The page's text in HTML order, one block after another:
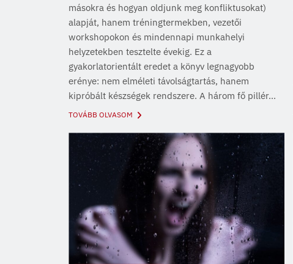
másokra és hogyan oldjunk meg konfliktusokat)
alapját, hanem tréningtermekben, vezetői
workshopokon és mindennapi munkahelyi
helyzetekben tesztelte évekig. Ez a
gyakorlatorientált eredet a könyv legnagyobb
erénye: nem elméleti távolságtartás, hanem
kipróbált készségek rendszere. A három fő pillér...
TOVÁBB OLVASOM